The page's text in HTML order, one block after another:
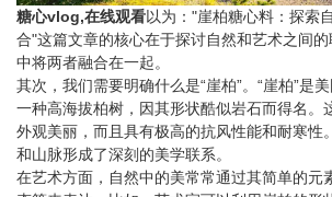
糖心vlog,在线观看以为："崖柏糖心料：探索
合"这篇文章的核心在于探讨自然和艺术之间
中将两者融合在一起。
其次，我们需要明确什么是“崖柏”。“崖柏”是
一种高海拔柏树，因其形状酷似岩石而得名。
外观美丽，而且具有极高的抗风性能和耐寒性
和山脉形成了深刻的美学联系。
在艺术方面，自然中的美常常通过其简单的元